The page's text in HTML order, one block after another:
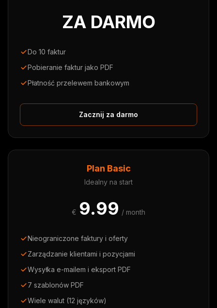
ZA DARMO
Do 10 faktur
Pobieranie faktur jako PDF
Płatność przelewem bankowym
Zacznij za darmo
Plan Basic
Idealny na start
€ 9.99 / month
Nieograniczone faktury i oferty
Zarządzanie klientami i pozycjami
Wysyłka e-mailem i eksport PDF
7 szablonów PDF
Wiele walut (12 języków)